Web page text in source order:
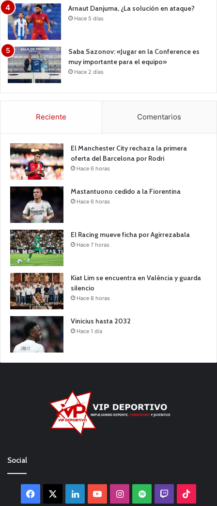
Arnaut Danjuma, ¿La solución en ataque?
Hace 5 días
Saba Sazonov: «Jugar en la Conference es
muy importante para el equipo»
Hace 2 días
Reciente Comentarios
El Manchester City rechaza la primera
oferta del Barcelona por Rodri
Hace 6 horas
Mastantuono cedido a la Fiorentina
Hace 6 horas
El Racing mueve ficha por Agirrezabala
Hace 7 horas
Kiat Lim se encuentra en València y guarda
silencio
Hace 8 horas
Vinicius hasta 2032
Hace 1 día
Social
Facebook LinkedInYouTubeInstagram
Spotify Twitch